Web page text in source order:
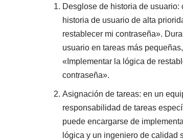
Desglose de historia de
historia de usuario de alta
restablecer mi contraseña».
usuario en tareas más
«Implementar la lógica de
contraseña».
Asignación de tareas: en un
responsabilidad de tareas
puede encargarse de
lógica y un ingeniero de calidad